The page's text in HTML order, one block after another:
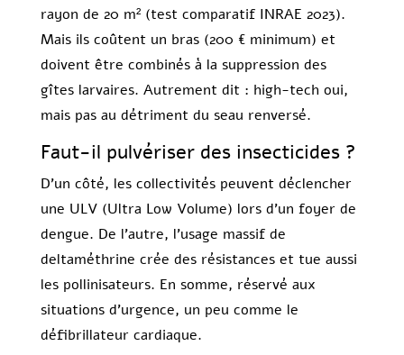
rayon de 20 m² (test comparatif INRAE 2023).
Mais ils coûtent un bras (200 € minimum) et
doivent être combinés à la suppression des
gîtes larvaires. Autrement dit : high-tech oui,
mais pas au détriment du seau renversé.
Faut-il pulvériser des insecticides ?
D’un côté, les collectivités peuvent déclencher
une ULV (Ultra Low Volume) lors d’un foyer de
dengue. De l’autre, l’usage massif de
deltaméthrine crée des résistances et tue aussi
les pollinisateurs. En somme, réservé aux
situations d’urgence, un peu comme le
défibrillateur cardiaque.